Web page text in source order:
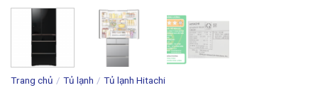
Trang chủ / Tủ lạnh / Tủ lạnh Hitachi